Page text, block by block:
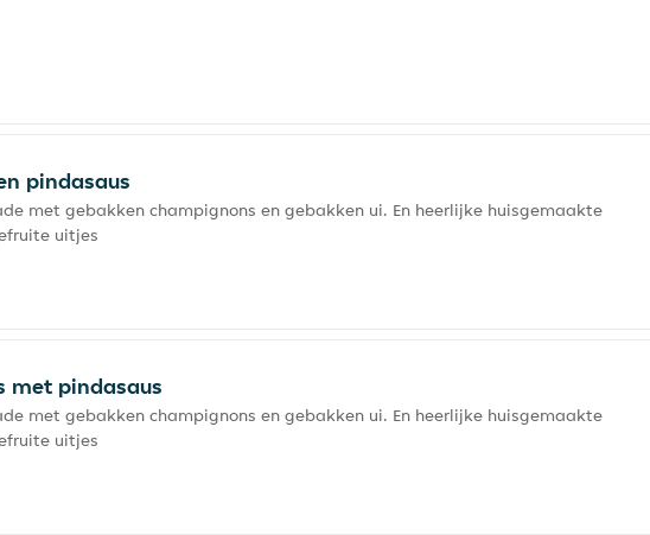
pindasaus
met gebakken champignons en gebakken ui. En heerlijke huisgemaakte
uitjes
met pindasaus
met gebakken champignons en gebakken ui. En heerlijke huisgemaakte
uitjes